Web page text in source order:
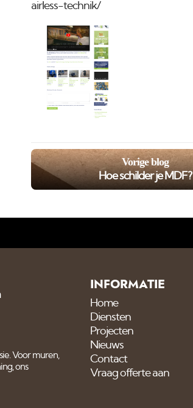
airless-technik/
Vorige blog
Hoe schilder je MDF?
Voor muren,
ons
INFORMATIE
Home
Diensten
Projecten
Nieuws
Contact
Vraag offerte aan